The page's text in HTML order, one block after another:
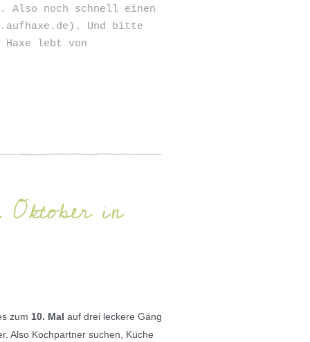
Also noch schnell einen
Und bitte
Haxe lebt von
in
zum 10. Mal auf drei leckere Gäng
Also Kochpartner suchen, Küche